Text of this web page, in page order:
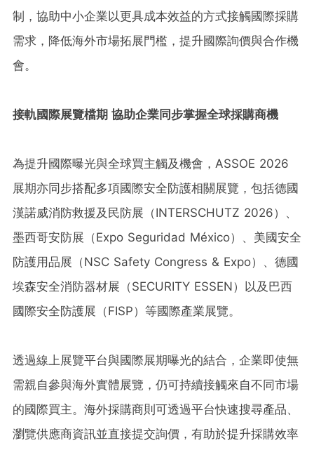
制，協助中小企業以更具成本效益的方式接觸國際採購
需求，降低海外市場拓展門檻，提升國際詢價與合作機
會。
接軌國際展覽檔期 協助企業同步掌握全球採購商機
為提升國際曝光與全球買主觸及機會，ASSOE 2026
展期亦同步搭配多項國際安全防護相關展覽，包括德國
漢諾威消防救援及民防展（INTERSCHUTZ 2026）、
墨西哥安防展（Expo Seguridad México）、美國安全
防護用品展（NSC Safety Congress & Expo）、德國
埃森安全消防器材展（SECURITY ESSEN）以及巴西
國際安全防護展（FISP）等國際產業展覽。
透過線上展覽平台與國際展期曝光的結合，企業即使無
需親自參與海外實體展覽，仍可持續接觸來自不同市場
的國際買主。海外採購商則可透過平台快速搜尋產品、
瀏覽供應商資訊並直接提交詢價，有助於提升採購效率